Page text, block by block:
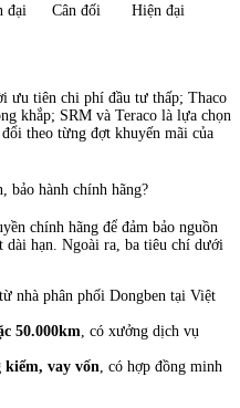
đại Cân đối Hiện đại
ưu tiên chi phí đầu tư thấp; Thaco
khắp; SRM và Teraco là lựa chọn
theo từng đợt khuyến mãi của
bảo hành chính hãng?
chính hãng để đảm bảo nguồn
dài hạn. Ngoài ra, ba tiêu chí dưới
từ nhà phân phối Dongben tại Việt
50.000km, có xưởng dịch vụ
vay vốn, có hợp đồng minh